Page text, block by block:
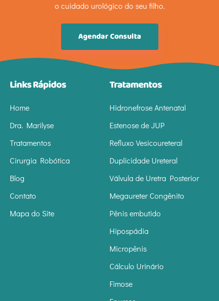
o cuidado urológico do seu filho.
Agendar Consulta
Links Rápidos
Home
Dra. Marilyse
Tratamentos
Cirurgia Robótica
Blog
Contato
Mapa do Site
Tratamentos
Hidronefrose Antenatal
Estenose de JUP
Refluxo Vesicoureteral
Duplicidade Ureteral
Válvula de Uretra Posterior
Megaureter Congênito
Pênis embutido
Hipospádia
Micropênis
Cálculo Urinário
Fimose